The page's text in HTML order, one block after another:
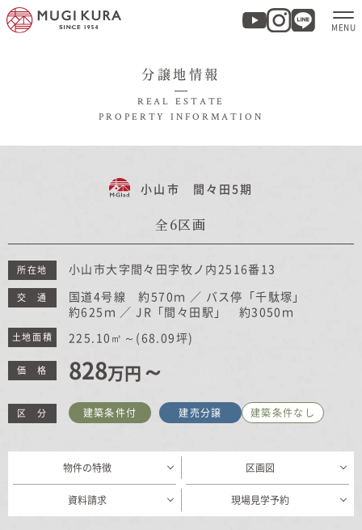
実例集・お客様の声
家づくりについて
むぎくらについて
イベント
分譲地情報
REAL ESTATE
PROPERTY INFORMATION
小山市 間々田5期
全6区画
所在地 小山市大字間々田字牧ノ内2516番13
交 通
国道4号線 約570ｍ ／ バス停「千駄塚」
約625ｍ ／ JR「間々田駅」 約3050ｍ
土地面積 225.10㎡～ (68.09坪)
価 格 828万円～
区 分 建築条件付 建売分譲 建築条件なし
物件の特徴 区画図
資料請求 現場見学予約